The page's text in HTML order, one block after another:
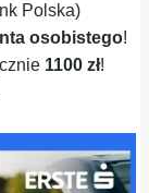
Polska)
osobistego!
1100 zł!